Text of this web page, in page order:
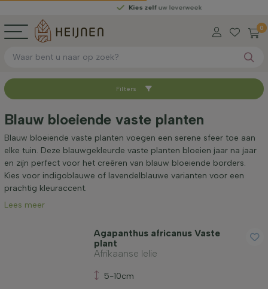
Kies zelf uw leverweek
0
Sorteer op
Beschikbaar
Hoogte bij levering (cm)
Volwassen hoogte (cm)
Filters
Blauw bloeiende vaste planten
Blauw bloeiende vaste planten voegen een serene sfeer toe aan
elke tuin. Deze blauwgekleurde vaste planten bloeien jaar na jaar
en zijn perfect voor het creëren van blauw bloeiende borders.
Kies voor indigoblauwe of lavendelblauwe varianten voor een
prachtig kleuraccent.
Lees meer
Agapanthus africanus Vaste
plant
Afrikaanse lelie
5-10cm